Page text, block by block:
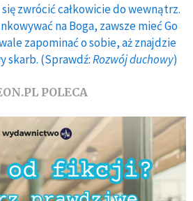
zwrócić całkowicie do wewnątrz.
na Boga, zawsze mieć Go
zapominać o sobie, aż znajdzie
skarb. (Sprawdź:Rozwój duchowy)
POLECA